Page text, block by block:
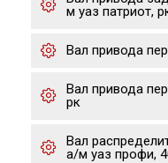
м уаз патриот,
Вал привода
Вал привода
рк
Вал
а/м уаз профи,